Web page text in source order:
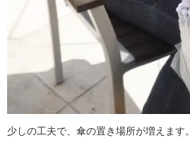
少しの工夫で、傘の置き場所が増えます。